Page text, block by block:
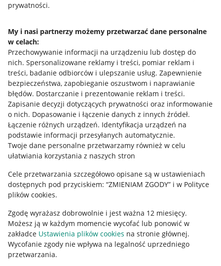
prywatności.
My i nasi partnerzy możemy przetwarzać dane personalne
w celach:
Przechowywanie informacji na urządzeniu lub dostęp do
nich. Spersonalizowane reklamy i treści, pomiar reklam i
treści, badanie odbiorców i ulepszanie usług. Zapewnienie
bezpieczeństwa, zapobieganie oszustwom i naprawianie
błędów. Dostarczanie i prezentowanie reklam i treści.
Zapisanie decyzji dotyczących prywatności oraz informowanie
o nich. Dopasowanie i łączenie danych z innych źródeł.
Łączenie różnych urządzeń. Identyfikacja urządzeń na
podstawie informacji przesyłanych automatycznie.
Twoje dane personalne przetwarzamy również w celu
ułatwiania korzystania z naszych stron
Cele przetwarzania szczegółowo opisane są w ustawieniach
dostępnych pod przyciskiem: “ZMIENIAM ZGODY” i w Polityce
plików cookies.
Zgodę wyrażasz dobrowolnie i jest ważna 12 miesięcy.
Możesz ją w każdym momencie wycofać lub ponowić w
zakładce Ustawienia plików cookies na stronie głównej.
Wycofanie zgody nie wpływa na legalność uprzedniego
przetwarzania.
Jak to działa
Allegro Gadane dla sprzedających
Allegro Gadane dla kupujących
Mapa miejscowości
Informacje prawne
Regulamin
Polityka plików "cookies"
Ustawienia plików "cookies"
Udostępnianie lokalizacji
Informacje dla Aktu o Usługach Cyfrowych
Pobierz aplikację